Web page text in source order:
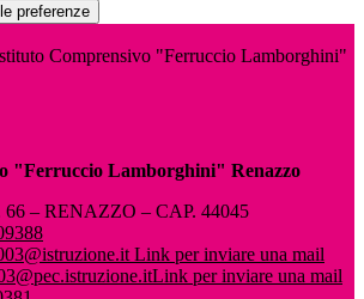
preferenze
Comprensivo "Ferruccio Lamborghini"
"Ferruccio Lamborghini" Renazzo
66 – RENAZZO – CAP. 44045
Link per inviare una mail
Link per inviare una mail